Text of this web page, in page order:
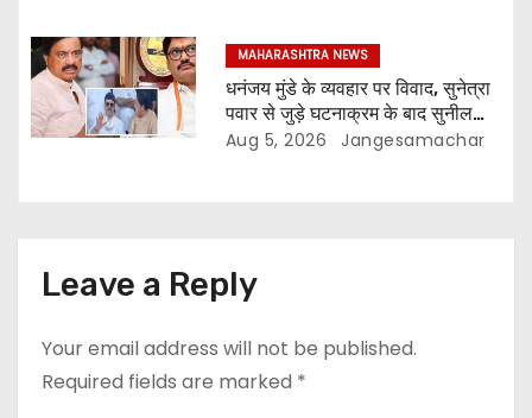
MAHARASHTRA NEWS
धनंजय मुंडे के व्यवहार पर विवाद, सुनेत्रा
पवार से जुड़े घटनाक्रम के बाद सुनील
तटकरे ने लगाई फटकार
Aug 5, 2026 Jangesamachar
Leave a Reply
Your email address will not be published.
Required fields are marked *